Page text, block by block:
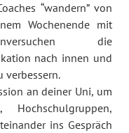
“wandern” von
Wochenende mit
die
nach innen und
verbessern.
an deiner Uni, um
ins Gespräch